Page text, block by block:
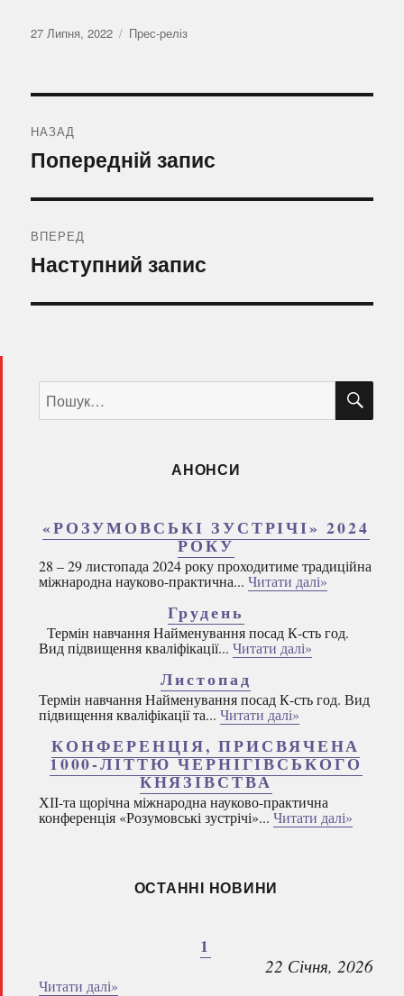
Оприлюднено
27 Липня, 2022 Категорії
Прес-реліз
записів
НАЗАД
Попередній
запис:
Попередній запис
ВПЕРЕД
Наступний
запис:
Наступний запис
Пошук
за
запитом:
АНОНСИ
«РОЗУМОВСЬКІ ЗУСТРІЧІ» 2024
РОКУ
28 – 29 листопада 2024 року проходитиме традиційна
міжнародна науково-практична... Читати далі»
Грудень
Термін навчання Найменування посад К-сть год.
Вид підвищення кваліфікації... Читати далі»
Листопад
Термін навчання Найменування посад К-сть год. Вид
підвищення кваліфікації та... Читати далі»
КОНФЕРЕНЦІЯ, ПРИСВЯЧЕНА
1000-ЛІТТЮ ЧЕРНІГІВСЬКОГО
КНЯЗІВСТВА
ХІІ-та щорічна міжнародна науково-практична
конференція «Розумовські зустрічі»...Читати далі»
ОСТАННІ НОВИНИ
1
22 Січня, 2026
Читати далі»